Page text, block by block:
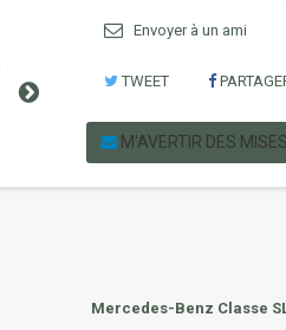
Envoyer à un ami
TWEET
M'AVERTIR DES
Mercedes-Benz Classe